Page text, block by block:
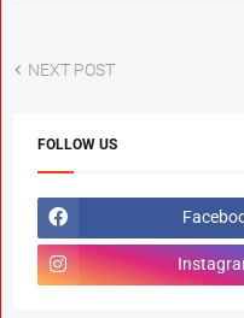
NEXT POST
FOLLOW US